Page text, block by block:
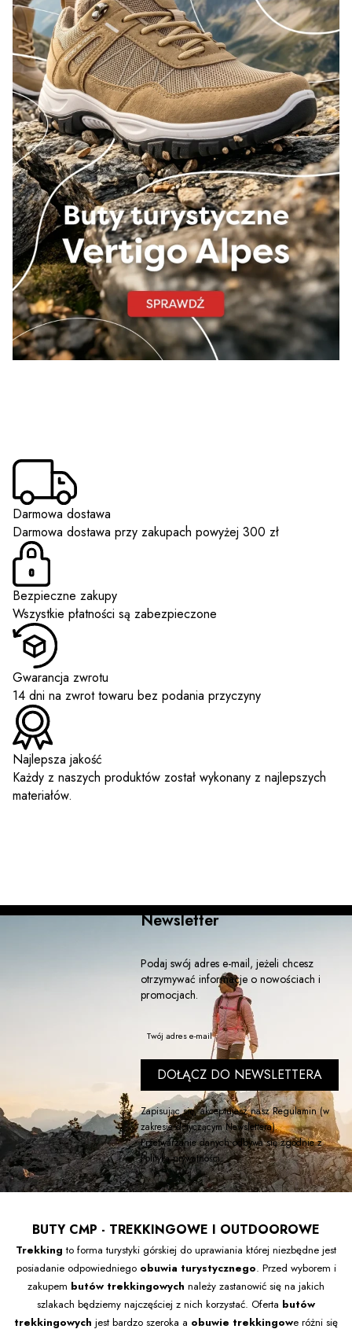
Darmowa dostawa
Darmowa dostawa przy zakupach powyżej 300 zł
Bezpieczne zakupy
Wszystkie płatności są zabezpieczone
Gwarancja zwrotu
14 dni na zwrot towaru bez podania przyczyny
Najlepsza jakość
Każdy z naszych produktów został wykonany z najlepszych
materiałów.
Newsletter
Podaj swój adres e-mail, jeżeli chcesz
otrzymywać informacje o nowościach i
promocjach.
Twój adres e-mail
DOŁĄCZ DO NEWSLETTERA
Zapisując się, akceptujesz naszRegulamin(w
zakresie dotyczącym Newslettera).
Przetwarzanie danych odbywa się zgodnie z
Polityką prywatności.
BUTY CMP - TREKKINGOWE I OUTDOOROWE
Trekking to forma turystyki górskiej do uprawiania której niezbędne jest
posiadanie odpowiedniego obuwia turystycznego. Przed wyborem i
zakupem butów trekkingowych należy zastanowić się na jakich
szlakach będziemy najczęściej z nich korzystać. Oferta butów
trekkingowych jest bardzo szeroka a obuwie trekkingowe różni się